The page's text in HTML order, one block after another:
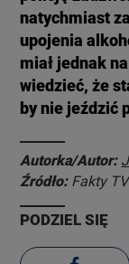
natychmiast
upojenia
miał jednak
wiedzieć, że
by nie jeździć
Autorka/Autor:
Źródło: Fakty
PODZIEL SIĘ